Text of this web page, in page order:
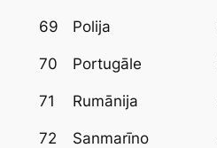
69 Polija
70 Portugāle
71 Rumānija
72 Sanmarīno